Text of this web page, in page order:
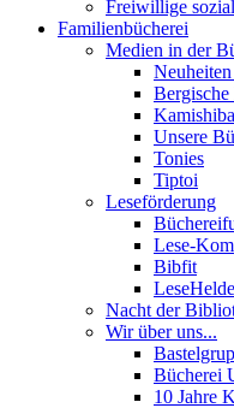
Freiwillige
Familienbücherei
Medien in der
Bergische
Unsere
Tonies
Tiptoi
Leseförderung
Lese-
Bibfit
Nacht der
Wir über uns...
Bücherei
10 Jahre